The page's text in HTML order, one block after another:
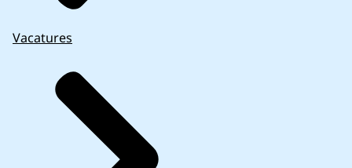
Vacatures